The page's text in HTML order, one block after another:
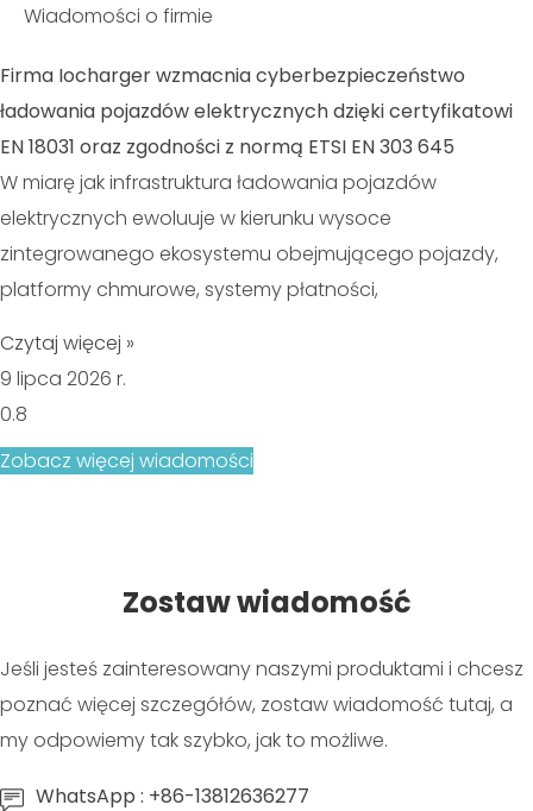
Wiadomości o firmie
Firma Iocharger wzmacnia cyberbezpieczeństwo
ładowania pojazdów elektrycznych dzięki certyfikatowi
EN 18031 oraz zgodności z normą ETSI EN 303 645
W miarę jak infrastruktura ładowania pojazdów
elektrycznych ewoluuje w kierunku wysoce
zintegrowanego ekosystemu obejmującego pojazdy,
platformy chmurowe, systemy płatności,
Czytaj więcej »
9 lipca 2026 r.
Zobacz więcej wiadomości
Zostaw wiadomość
Jeśli jesteś zainteresowany naszymi produktami i chcesz
poznać więcej szczegółów, zostaw wiadomość tutaj, a
my odpowiemy tak szybko, jak to możliwe.
WhatsApp : +86-13812636277